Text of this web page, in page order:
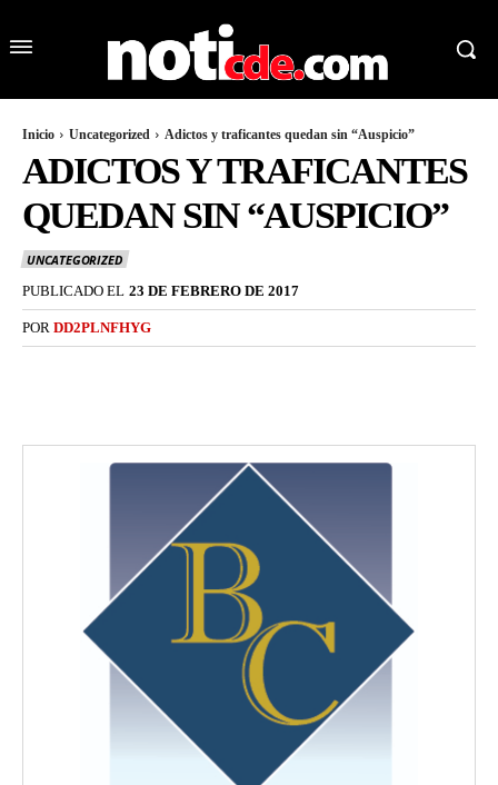
Inicio Uncategorized Adictos y traficantes quedan sin “Auspicio”
ADICTOS Y TRAFICANTES
QUEDAN SIN “AUSPICIO”
UNCATEGORIZED
PUBLICADO EL 23 DE FEBRERO DE 2017
POR DD2PLNFHYG